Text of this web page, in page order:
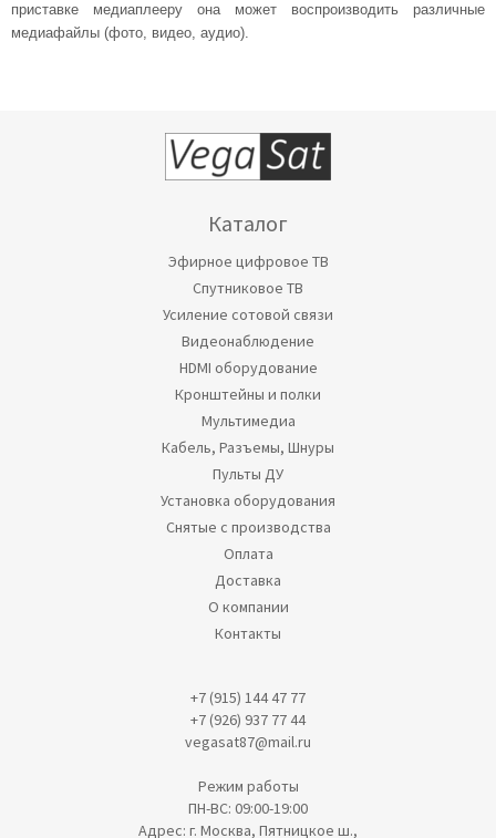
приставке медиаплееру она может воспроизводить различные
медиафайлы (фото, видео, аудио).
Каталог
Эфирное цифровое ТВ
Спутниковое ТВ
Усиление сотовой связи
Видеонаблюдение
HDMI оборудование
Кронштейны и полки
Мультимедиа
Кабель, Разъемы, Шнуры
Пульты ДУ
Установка оборудования
Снятые с производства
Оплата
Доставка
О компании
Контакты
+7 (915) 144 47 77
+7 (926) 937 77 44
vegasat87@mail.ru
Режим работы
ПН-ВС: 09:00-19:00
Адрес: г. Москва, Пятницкое ш.,